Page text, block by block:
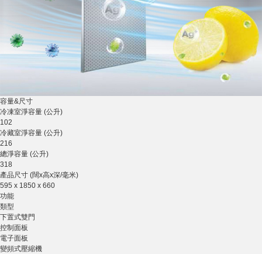
容量&尺寸
冷凍室淨容量 (公升)
102
冷藏室淨容量 (公升)
216
總淨容量 (公升)
318
產品尺寸 (闊x高x深/毫米)
595 x 1850 x 660
功能
類型
下置式雙門
控制面板
電子面板
變頻式壓縮機